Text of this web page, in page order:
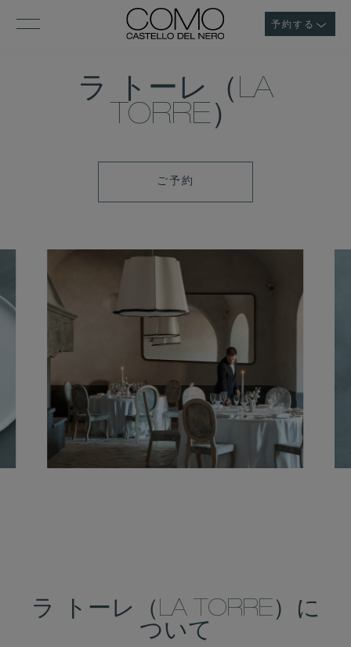
予約する
ラ トーレ（LA
TORRE）
ご
予
ご予約
ラ トーレ（LA TORRE）に
ついて